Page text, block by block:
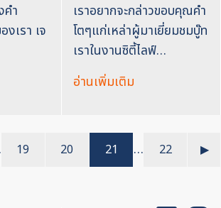
คำ
เรา เจ
เราอยากจะกล่าวขอบคุณคำ
โตๆแก่เหล่าผู้มาเยี่ยมชมบู๊ท
เราในงานซิตี้ไลฟ์…
อ่านเพิ่มเติม
19 20 21 … 22 ▶︎